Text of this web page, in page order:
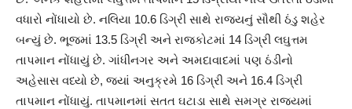
વધારો નોંધાયો છે. નલિયા 10.6 ડિગ્રી સાથે રાજ્યનું સૌથી ઠંડુ શહેર
બન્યું છે. ભૂજમાં 13.5 ડિગ્રી અને રાજકોટમાં 14 ડિગ્રી લઘુત્તમ
તાપમાન નોંધાયું છે. ગાંધીનગર અને અમદાવાદમાં પણ ઠંડીનો
અહેસાસ વધ્યો છે, જ્યાં અનુક્રમે 16 ડિગ્રી અને 16.4 ડિગ્રી
તાપમાન નોંધાયું. તાપમાનમાં સતત ઘટાડા સાથે સમગ્ર રાજ્યમાં